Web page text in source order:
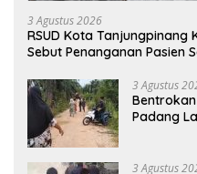
3 Agustus 2026
RSUD Kota
Sebut Penanganan Pasien
3 Agustus
Padang
3 Agustus